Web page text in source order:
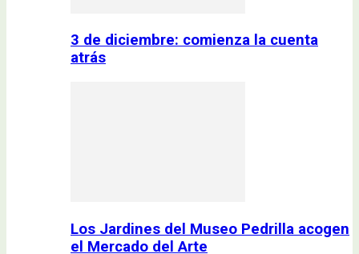
3 de diciembre: comienza la cuenta
atrás
Los Jardines del Museo Pedrilla acogen
el Mercado del Arte